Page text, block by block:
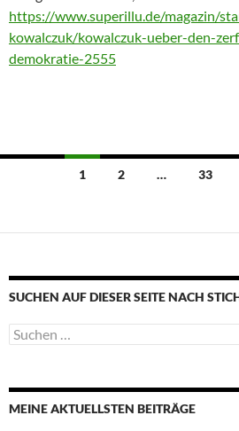
https://www.superillu.de/magazin/
kowalczuk/kowalczuk-ueber-den-
demokratie-2555
Beitragsnavigation
1 2 … 33
SUCHEN AUF DIESER SEITE NACH
Suche
nach:
MEINE AKTUELLSTEN BEITRÄGE